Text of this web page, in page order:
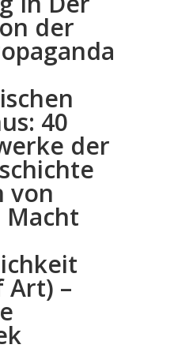
der
40
der
von
Art) –